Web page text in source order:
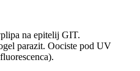
na epitelij GIT.
parazit. Oociste pod UV